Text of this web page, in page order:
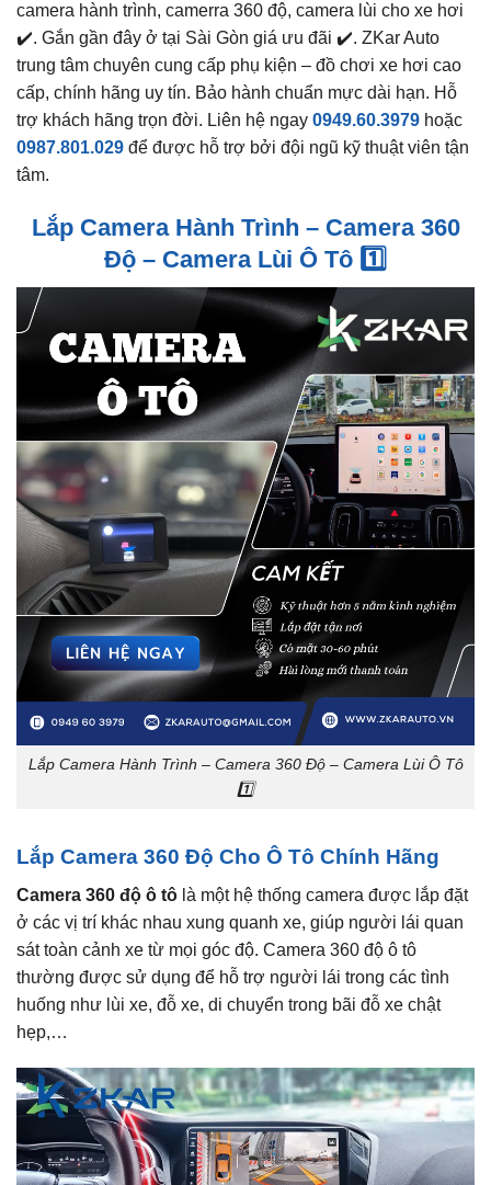
camera hành trình, camerra 360 độ, camera lùi cho xe hơi
✔️. Gắn gần đây ở tại Sài Gòn giá ưu đãi ✔️. ZKar Auto
trung tâm chuyên cung cấp phụ kiện – đồ chơi xe hơi cao
cấp, chính hãng uy tín. Bảo hành chuẩn mực dài hạn. Hỗ
trợ khách hãng trọn đời. Liên hệ ngay 0949.60.3979 hoặc
0987.801.029 để được hỗ trợ bởi đội ngũ kỹ thuật viên tận
tâm.
Lắp Camera Hành Trình – Camera 360
Độ – Camera Lùi Ô Tô 1️⃣
Lắp Camera Hành Trình – Camera 360 Độ – Camera Lùi Ô Tô
1️⃣
Lắp Camera 360 Độ Cho Ô Tô Chính Hãng
Camera 360 độ ô tô là một hệ thống camera được lắp đặt
ở các vị trí khác nhau xung quanh xe, giúp người lái quan
sát toàn cảnh xe từ mọi góc độ. Camera 360 độ ô tô
thường được sử dụng để hỗ trợ người lái trong các tình
huống như lùi xe, đỗ xe, di chuyển trong bãi đỗ xe chật
hẹp,…